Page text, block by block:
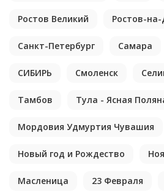
Ростов Великий Ростов-
Санкт-Петербург Самара
СИБИРЬ Смоленск
Тамбов Тула - Ясная
Мордовия Удмуртия Чувашия
Новый год и Рождество
Масленица 23 Февраля